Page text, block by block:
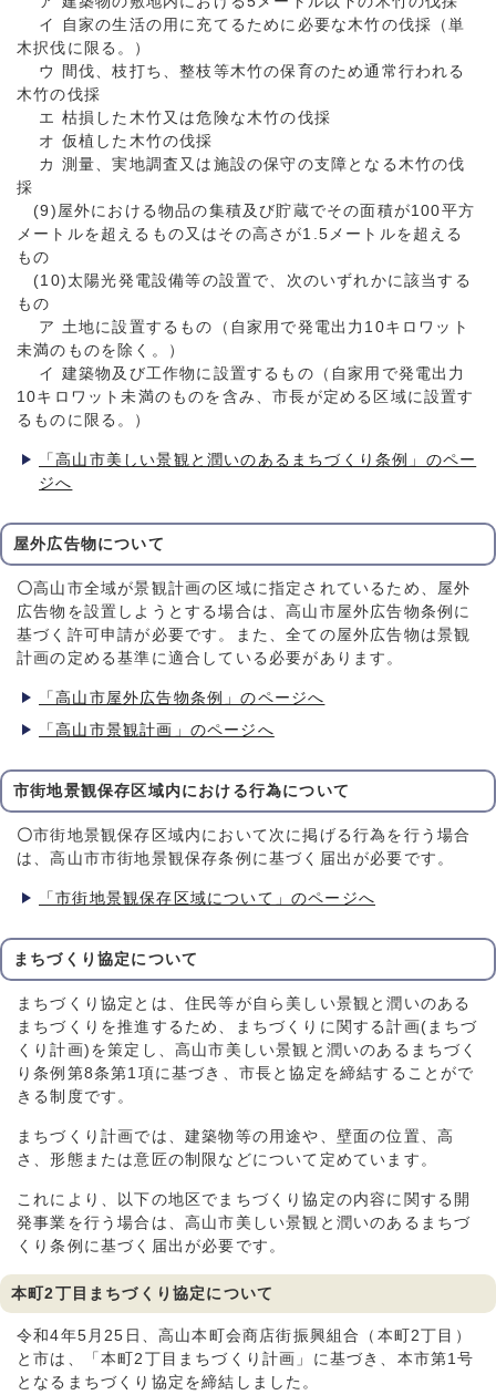
イ 自家の生活の用に充てるために必要な木竹の伐採（単
木択伐に限る。）
ウ 間伐、枝打ち、整枝等木竹の保育のため通常行われる
木竹の伐採
エ 枯損した木竹又は危険な木竹の伐採
オ 仮植した木竹の伐採
カ 測量、実地調査又は施設の保守の支障となる木竹の伐
採
(9)屋外における物品の集積及び貯蔵でその面積が100平方
メートルを超えるもの又はその高さが1.5メートルを超える
もの
(10)太陽光発電設備等の設置で、次のいずれかに該当する
もの
ア 土地に設置するもの（自家用で発電出力10キロワット
未満のものを除く。）
イ 建築物及び工作物に設置するもの（自家用で発電出力
10キロワット未満のものを含み、市長が定める区域に設置す
るものに限る。）
「高山市美しい景観と潤いのあるまちづくり条例」のペー
ジへ
屋外広告物について
〇高山市全域が景観計画の区域に指定されているため、屋外
広告物を設置しようとする場合は、高山市屋外広告物条例に
基づく許可申請が必要です。また、全ての屋外広告物は景観
計画の定める基準に適合している必要があります。
「高山市屋外広告物条例」のページへ
「高山市景観計画」のページへ
市街地景観保存区域内における行為について
〇市街地景観保存区域内において次に掲げる行為を行う場合
は、高山市市街地景観保存条例に基づく届出が必要です。
「市街地景観保存区域について」のページへ
まちづくり協定について
まちづくり協定とは、住民等が自ら美しい景観と潤いのある
まちづくりを推進するため、まちづくりに関する計画(まちづ
くり計画)を策定し、高山市美しい景観と潤いのあるまちづく
り条例第8条第1項に基づき、市長と協定を締結することがで
きる制度です。
まちづくり計画では、建築物等の用途や、壁面の位置、高
さ、形態または意匠の制限などについて定めています。
これにより、以下の地区でまちづくり協定の内容に関する開
発事業を行う場合は、高山市美しい景観と潤いのあるまちづ
くり条例に基づく届出が必要です。
本町2丁目まちづくり協定について
令和4年5月25日、高山本町会商店街振興組合（本町2丁目）
と市は、「本町2丁目まちづくり計画」に基づき、本市第1号
となるまちづくり協定を締結しました。